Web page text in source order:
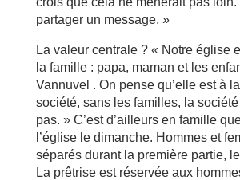
partager un message. »
La valeur centrale ? « Notre église
la famille : papa, maman et les
Vannuvel . On pense qu’elle est à
société, sans les familles, la société
pas. » C’est d’ailleurs en famille
l’église le dimanche. Hommes et
séparés durant la première partie,
La prêtrise est réservée aux